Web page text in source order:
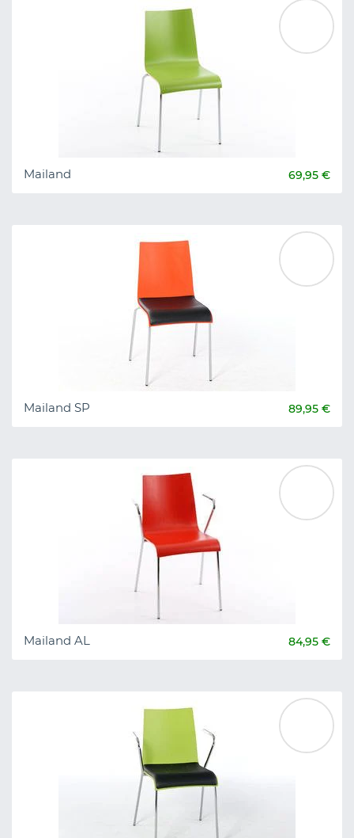
Mailand 69,95 €
Mailand SP 89,95 €
Mailand AL 84,95 €